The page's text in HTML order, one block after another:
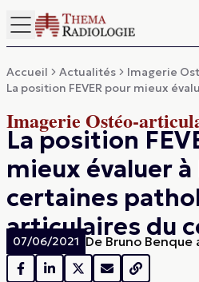
Accueil Actualités
Imagerie
La position FEVER pour mieux
Imagerie Ostéo-
La position
mieux évaluer à
certaines
articulaires du
07/06/2021 De Bruno Benque